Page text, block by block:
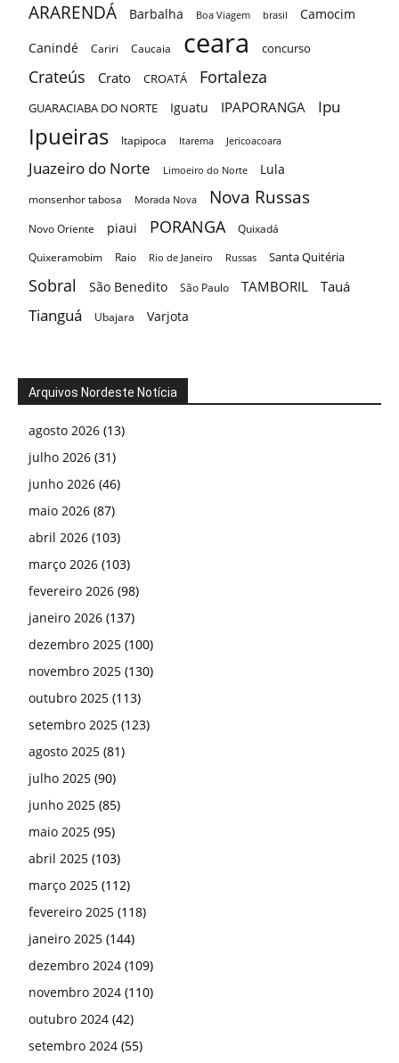
ARARENDÁ Barbalha Boa Viagem brasil
Camocim
Canindé
Cariri Caucaia ceara concurso
Crateús Crato CROATÁ Fortaleza
GUARACIABA DO NORTE Iguatu IPAPORANGA Ipu
Ipueiras Itapipoca Itarema Jericoacoara
Juazeiro do Norte Limoeiro do Norte Lula
monsenhor tabosa Morada Nova Nova Russas
Novo Oriente piaui PORANGA
Quixadá
Quixeramobim
Raio Rio de Janeiro Russas Santa Quitéria
Sobral São Benedito São Paulo TAMBORIL Tauá
Tianguá Ubajara Varjota
Arquivos Nordeste Notícia
agosto 2026 (13)
julho 2026 (31)
junho 2026 (46)
maio 2026 (87)
abril 2026 (103)
março 2026 (103)
fevereiro 2026 (98)
janeiro 2026 (137)
dezembro 2025 (100)
novembro 2025 (130)
outubro 2025 (113)
setembro 2025 (123)
agosto 2025 (81)
julho 2025 (90)
junho 2025 (85)
maio 2025 (95)
abril 2025 (103)
março 2025 (112)
fevereiro 2025 (118)
janeiro 2025 (144)
dezembro 2024 (109)
novembro 2024 (110)
outubro 2024 (42)
setembro 2024 (55)